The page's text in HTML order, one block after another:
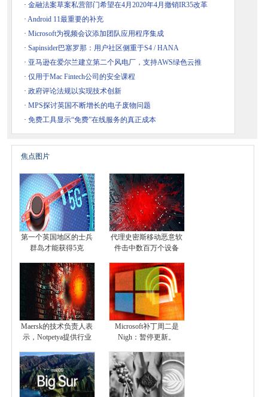
· 金融法案草案私营部门希望在4月2020年4月撤销IR35改革
· Android 11最重要的补充
· Microsoft为视频会议添加团队应用程序集成
· Sapinsider巴塞罗那：用户社区侧重于S4 / HANA
· 亚马逊在爱尔兰建立第二个风电厂，支持AWS绿色云推
· 仅用于Mac Fintech公司的安全课程
· 政府评论法规以实现技术创新
· MPS探讨英国不断增长的电子废物问题
· 免费工具显示“免费”在线服务的真正成本
焦点图片
第一个英国地区的士兵
群岛才能获得5克
代理史密斯移动恶意软
件击中数百万个设备
Maersk的技术负责人表
示，Notpetya提供行业
Microsoft补丁周二是
Nigh：暂停更新。